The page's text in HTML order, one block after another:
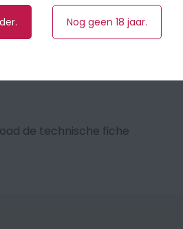
Bordeaux , Saint-Julien
de technische fiche
Nog geen 18 jaar.